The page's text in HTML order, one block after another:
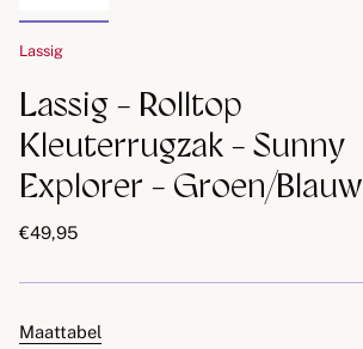
Lassig
Lassig - Rolltop
Kleuterrugzak - Sunny
Explorer - Groen/Blauw
€49,95
Maattabel